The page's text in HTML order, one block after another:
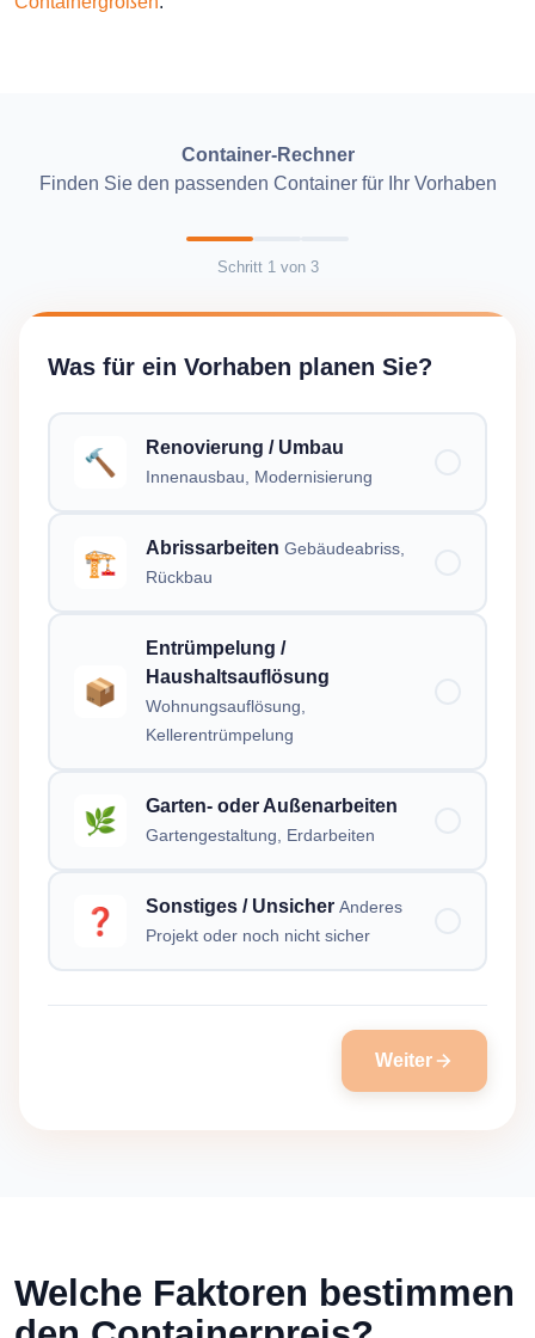
Container-Rechner
Finden Sie den passenden Container für Ihr Vorhaben
Schritt 1von 3
Was für ein Vorhaben planen Sie?
🔨 Renovierung / Umbau
Innenausbau, Modernisierung
🏗️ Abrissarbeiten Gebäudeabriss,
Rückbau
📦
Entrümpelung /
Haushaltsauflösung
Wohnungsauflösung,
Kellerentrümpelung
🌿 Garten- oder Außenarbeiten
Gartengestaltung, Erdarbeiten
❓ Sonstiges / Unsicher Anderes
Projekt oder noch nicht sicher
Weiter
Welche Faktoren bestimmen